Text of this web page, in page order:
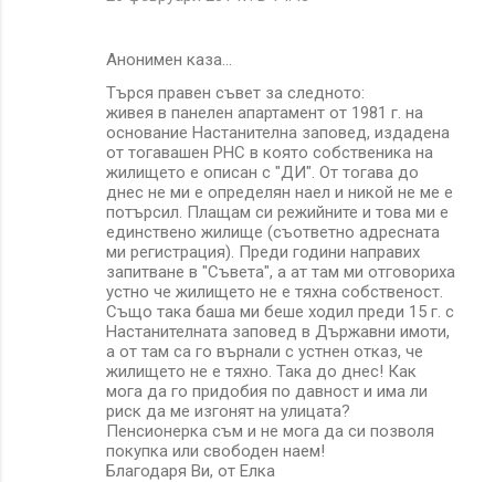
Анонимен каза…
Търся правен съвет за следното:
живея в панелен апартамент от 1981 г. на
основание Настанителна заповед, издадена
от тогавашен РНС в която собственика на
жилището е описан с "ДИ". От тогава до
днес не ми е определян наел и никой не ме е
потърсил. Плащам си режийните и това ми е
единствено жилище (съответно адресната
ми регистрация). Преди години направих
запитване в "Съвета", а ат там ми отговориха
устно че жилището не е тяхна собственост.
Също така баша ми беше ходил преди 15 г. с
Настанителната заповед в Държавни имоти,
а от там са го върнали с устнен отказ, че
жилището не е тяхно. Така до днес! Как
мога да го придобия по давност и има ли
риск да ме изгонят на улицата?
Пенсионерка съм и не мога да си позволя
покупка или свободен наем!
Благодаря Ви, от Елка